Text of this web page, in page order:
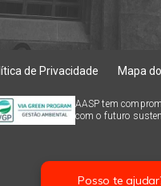
de Privacidade Mapa
AASP tem
com o futuro